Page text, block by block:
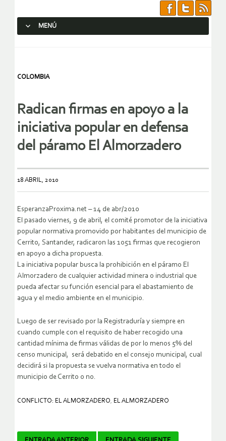
MENÚ
COLOMBIA
Radican firmas en apoyo a la
iniciativa popular en defensa
del páramo El Almorzadero
18 ABRIL, 2010
EsperanzaProxima.net – 14 de abr/2010
El pasado viernes, 9 de abril, el comité promotor de la iniciativa
popular normativa promovido por habitantes del municipio de
Cerrito, Santander, radicaron las 1051 firmas que recogieron
en apoyo a dicha propuesta.
La iniciativa popular busca la prohibición en el páramo El
Almorzadero de cualquier actividad minera o industrial que
pueda afectar su función esencial para el abastamiento de
agua y el medio ambiente en el municipio.
Luego de ser revisado por la Registraduría y siempre en
cuando cumple con el requisito de haber recogido una
cantidad mínima de firmas válidas de por lo menos 5% del
censo municipal, será debatido en el consejo municipal, cual
decidirá si la propuesta se vuelva normativa en todo el
municipio de Cerrito o no.
CONFLICTO: EL ALMORZADERO, EL ALMORZADERO